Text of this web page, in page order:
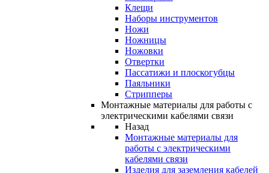
Клещи
Наборы инструментов
Ножи
Ножницы
Ножовки
Отвертки
Пассатижи и плоскогубцы
Паяльники
Стрипперы
Монтажные материалы для работы с
электрическими кабелями связи
Назад
Монтажные материалы для
работы с электрическими
кабелями связи
Изделия для заземления кабелей